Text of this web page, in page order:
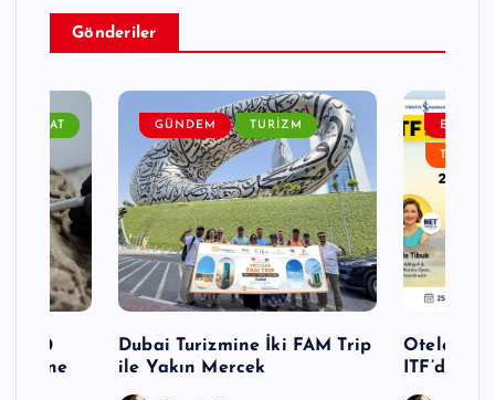
Gönderiler
SANAT
1.800
Yüzüne
GÜNDEM TURIZM
Dubai Turizmine İki FAM Trip
ile Yakın Mercek
TURIZM
ITF’de